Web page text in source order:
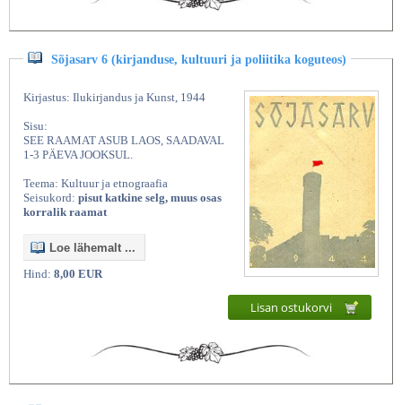
Sõjasarv 6 (kirjanduse, kultuuri ja poliitika koguteos)
Kirjastus: Ilukirjandus ja Kunst, 1944
Sisu:
SEE RAAMAT ASUB LAOS, SAADAVAL
1-3 PÄEVA JOOKSUL.
Teema: Kultuur ja etnograafia
Seisukord: pisut katkine selg, muus osas
korralik raamat
Loe lähemalt ...
Hind: 8,00 EUR
Lisan ostukorvi